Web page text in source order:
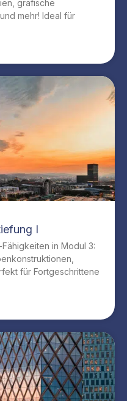
grafische
mehr! Ideal für
I
in Modul 3:
für Fortgeschrittene